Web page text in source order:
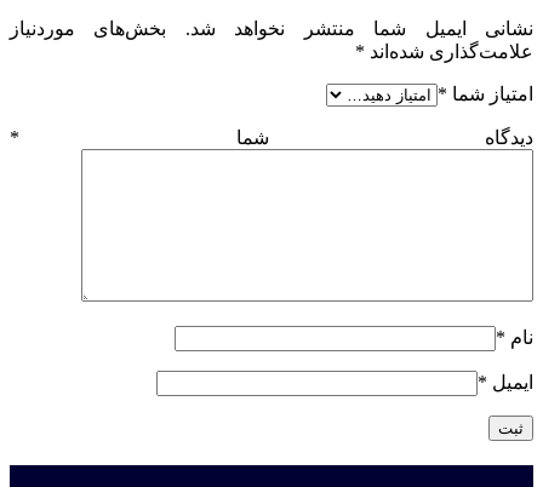
نشانی ایمیل شما منتشر نخواهد شد.
بخش‌های موردنیاز
علامت‌گذاری شده‌اند *
امتیاز شما *
دیدگاه شما *
نام *
ایمیل *